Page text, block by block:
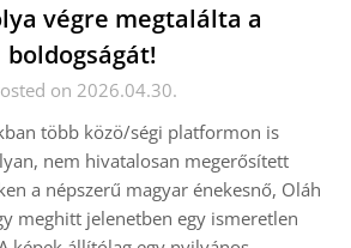
végre megtalálta a
boldogságát!
on 2026.04.30.
több közö/ségi platformon is
nem hivatalosan megerősített
a népszerű magyar énekesnő, Oláh
meghitt jelenetben egy ismeretlen